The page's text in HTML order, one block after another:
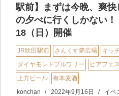
駅前】まずは今晩、爽
の夕べに行くしかない
18（日）開催
JR吹田駅前 さんくす夢広場 キッ
ダイヤモンドブルワリー
ビアフェス
上方ビール
有本麦酒
konchan
2022年9月16日 イベ